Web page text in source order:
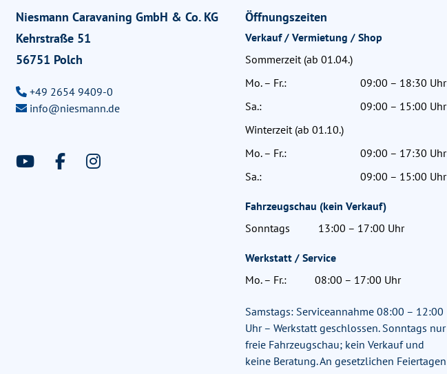
Niesmann Caravaning GmbH & Co. KG
Kehrstraße 51
56751 Polch
+49 2654 9409-0
info@niesmann.de
Öffnungszeiten
Verkauf / Vermietung / Shop
Sommerzeit (ab 01.04.)
Mo. – Fr.:
09:00 – 18:30 Uhr
Sa.:
09:00 – 15:00 Uhr
Winterzeit (ab 01.10.)
Mo. – Fr.:
09:00 – 17:30 Uhr
Sa.:
09:00 – 15:00 Uhr
Fahrzeugschau (kein Verkauf)
Sonntags
13:00 – 17:00 Uhr
Werkstatt / Service
Mo. – Fr.:
08:00 – 17:00 Uhr
Samstags: Serviceannahme 08:00 – 12:00
Uhr – Werkstatt geschlossen. Sonntags nur
freie Fahrzeugschau; kein Verkauf und
keine Beratung. An gesetzlichen Feiertagen